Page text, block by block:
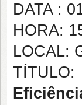
DATA :
HORA:
LOCAL:
TÍTULO: